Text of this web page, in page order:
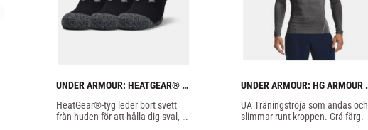
UNDER ARMOUR: HEATGEAR®
LOW CUT STRUMPOR 3-PACK
HeatGear®-tyg leder bort svett
från huden för att hålla dig sval,
UNDER ARMOUR: HG ARMOUR
COMP LÅNGÄRMAD - CARBON
GRÅ
UA Träningströja som andas och
slimmar runt kroppen. Grå färg.